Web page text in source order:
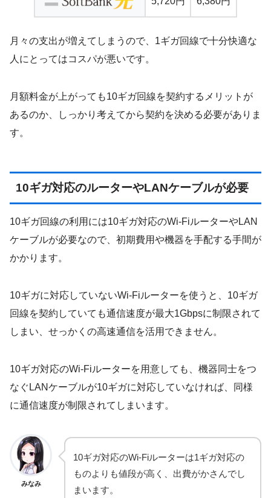
月々の支出が増えてしまうので、1ギガ回線で十分快適な
人にとってはコスパが悪いです。
月額料金が上がっても10ギガ回線を契約するメリットが
あるのか、しっかり考えてから契約を決める必要がありま
す。
10ギガ対応のルーターやLANケーブルが必要
10ギガ回線の利用には10ギガ対応のWi-FiルーターやLAN
ケーブルが必要なので、初期費用や機器を手配する手間が
かかります。
10ギガに対応していないWi-Fiルーターを使うと、10ギガ
回線を契約していても通信速度が最大1Gbpsに制限されて
しまい、せっかくの高速通信を活用できません。
10ギガ対応のWi-Fiルーターを用意しても、機器同士をつ
なぐLANケーブルが10ギガに対応していなければ、同様
に通信速度が制限されてしまいます。
みなみ
10ギガ対応のWi-Fiルーターは1ギガ対応の
ものよりも値段が高く、出費がかさんでし
まいます。